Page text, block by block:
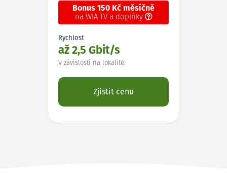
Bonus 150 Kč měsíčně
na WIA TV a doplňky
Rychlost
až 2,5 Gbit/s
V závislosti na lokalitě.
Zjistit cenu